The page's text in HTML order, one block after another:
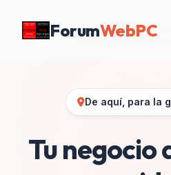
ForumWebPC
De aquí, para la
Tu negocio